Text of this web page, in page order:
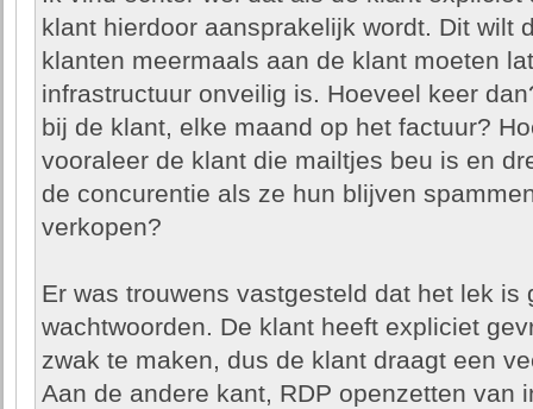
klant hierdoor aansprakelijk wordt. Dit wilt
klanten meermaals aan de klant moeten
infrastructuur onveilig is. Hoeveel keer
bij de klant, elke maand op het factuur?
vooraleer de klant die mailtjes beu is en
de concurentie als ze hun blijven
verkopen?
Er was trouwens vastgesteld dat het lek is
wachtwoorden. De klant heeft expliciet
zwak te maken, dus de klant draagt een
Aan de andere kant, RDP openzetten van